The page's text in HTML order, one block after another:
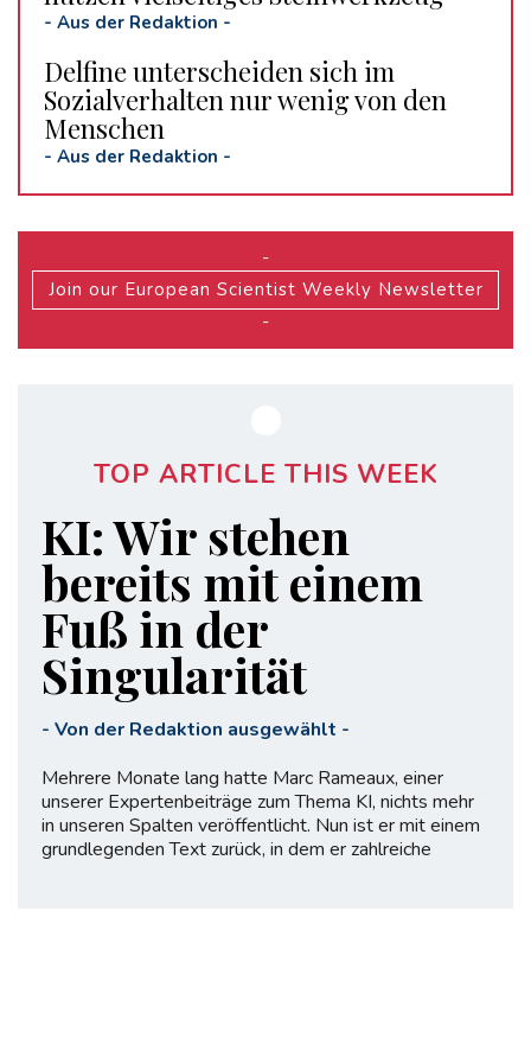
- Aus der Redaktion -
Delfine unterscheiden sich im
Sozialverhalten nur wenig von den
Menschen
- Aus der Redaktion -
-
Join our European Scientist Weekly Newsletter
-
TOP ARTICLE THIS WEEK
KI: Wir stehen
bereits mit einem
Fuß in der
Singularität
- Von der Redaktion ausgewählt -
Mehrere Monate lang hatte Marc Rameaux, einer
unserer Expertenbeiträge zum Thema KI, nichts mehr
in unseren Spalten veröffentlicht. Nun ist er mit einem
grundlegenden Text zurück, in dem er zahlreiche